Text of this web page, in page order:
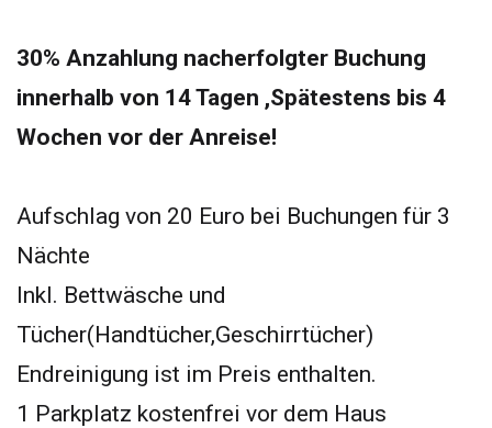
30% Anzahlung nacherfolgter Buchung
innerhalb von 14 Tagen ,Spätestens bis 4
Wochen vor der Anreise!
Aufschlag von 20 Euro bei Buchungen für 3
Nächte
Inkl. Bettwäsche und
Tücher(Handtücher,Geschirrtücher)
Endreinigung ist im Preis enthalten.
1 Parkplatz kostenfrei vor dem Haus